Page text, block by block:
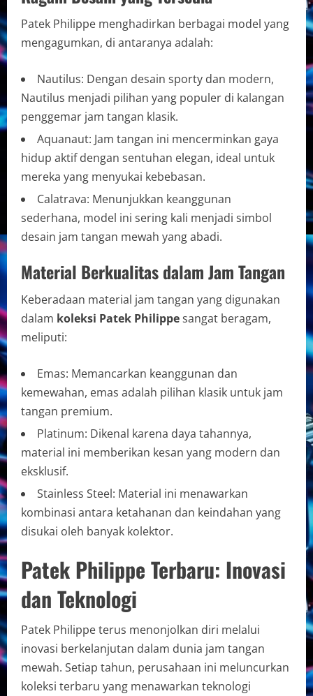
Patek Philippe menghadirkan berbagai model yang
mengagumkan, di antaranya adalah:
Nautilus: Dengan desain sporty dan modern,
Nautilus menjadi pilihan yang populer di kalangan
penggemar jam tangan klasik.
Aquanaut: Jam tangan ini mencerminkan gaya
hidup aktif dengan sentuhan elegan, ideal untuk
mereka yang menyukai kebebasan.
Calatrava: Menunjukkan keanggunan
sederhana, model ini sering kali menjadi simbol
desain jam tangan mewah yang abadi.
Material Berkualitas dalam Jam Tangan
Keberadaan material jam tangan yang digunakan
dalam koleksi Patek Philippesangat beragam,
meliputi:
Emas: Memancarkan keanggunan dan
kemewahan, emas adalah pilihan klasik untuk jam
tangan premium.
Platinum: Dikenal karena daya tahannya,
material ini memberikan kesan yang modern dan
eksklusif.
Stainless Steel: Material ini menawarkan
kombinasi antara ketahanan dan keindahan yang
disukai oleh banyak kolektor.
Patek Philippe Terbaru: Inovasi
dan Teknologi
Patek Philippe terus menonjolkan diri melalui
inovasi berkelanjutan dalam dunia jam tangan
mewah. Setiap tahun, perusahaan ini meluncurkan
koleksi terbaru yang menawarkan teknologi